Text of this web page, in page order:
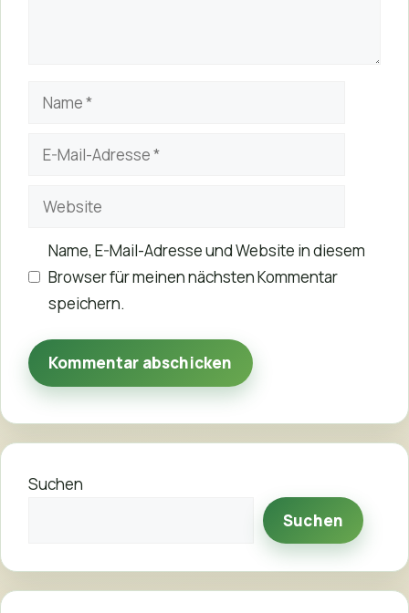
Name
Adresse
Website
Name, E-Mail-Adresse und Website in diesem
Browser für meinen nächsten Kommentar
speichern.
Suchen
Suchen